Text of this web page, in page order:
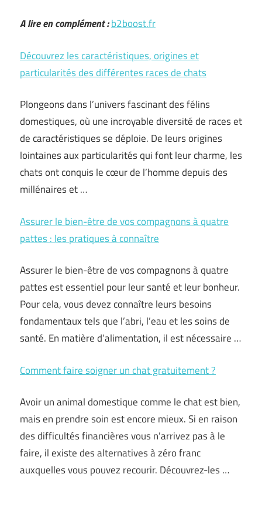
A lire en complément :b2boost.fr
Découvrez les caractéristiques, origines et
particularités des différentes races de chats
Plongeons dans l’univers fascinant des félins
domestiques, où une incroyable diversité de races et
de caractéristiques se déploie. De leurs origines
lointaines aux particularités qui font leur charme, les
chats ont conquis le cœur de l’homme depuis des
millénaires et …
Assurer le bien-être de vos compagnons à quatre
pattes : les pratiques à connaître
Assurer le bien-être de vos compagnons à quatre
pattes est essentiel pour leur santé et leur bonheur.
Pour cela, vous devez connaître leurs besoins
fondamentaux tels que l’abri, l’eau et les soins de
santé. En matière d’alimentation, il est nécessaire …
Comment faire soigner un chat gratuitement ?
Avoir un animal domestique comme le chat est bien,
mais en prendre soin est encore mieux. Si en raison
des difficultés financières vous n’arrivez pas à le
faire, il existe des alternatives à zéro franc
auxquelles vous pouvez recourir. Découvrez-les …